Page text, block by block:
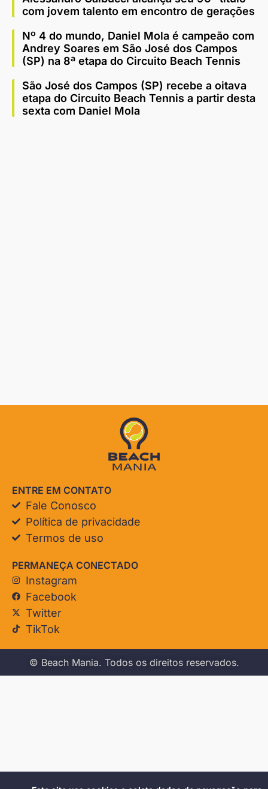
com jovem talento em encontro de gerações
Nº 4 do mundo, Daniel Mola é campeão com
Andrey Soares em São José dos Campos
(SP) na 8ª etapa do Circuito Beach Tennis
São José dos Campos (SP) recebe a oitava
etapa do Circuito Beach Tennis a partir desta
sexta com Daniel Mola
ENTRE EM CONTATO
Fale Conosco
Política de privacidade
Termos de uso
PERMANEÇA CONECTADO
Instagram
Facebook
Twitter
TikTok
© Beach Mania. Todos os direitos reservados.